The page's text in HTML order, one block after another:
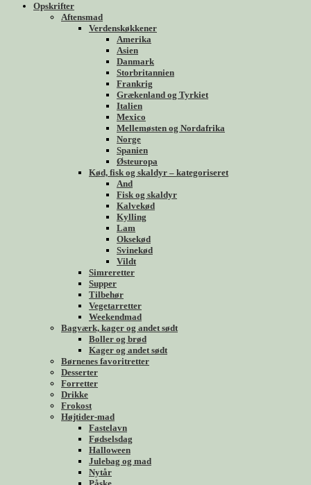
Opskrifter
Aftensmad
Verdenskøkkener
Amerika
Asien
Danmark
Storbritannien
Frankrig
Grækenland og Tyrkiet
Italien
Mexico
Mellemøsten og Nordafrika
Norge
Spanien
Østeuropa
Kød, fisk og skaldyr – kategoriseret
And
Fisk og skaldyr
Kalvekød
Kylling
Lam
Oksekød
Svinekød
Vildt
Simreretter
Supper
Tilbehør
Vegetarretter
Weekendmad
Bagværk, kager og andet sødt
Boller og brød
Kager og andet sødt
Børnenes favoritretter
Desserter
Forretter
Drikke
Frokost
Højtider-mad
Fastelavn
Fødselsdag
Halloween
Julebag og mad
Nytår